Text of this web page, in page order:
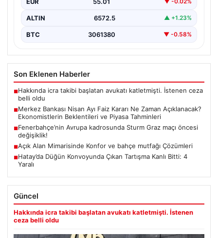
üzere…
ALTIN 6572.5 ▲ +1.23%
BTC 3061380 ▼ -0.58%
Son Eklenen Haberler
■Hakkında icra takibi başlatan avukatı katletmişti. İstenen ceza
belli oldu
■Merkez Bankası Nisan Ayı Faiz Kararı Ne Zaman Açıklanacak?
Ekonomistlerin Beklentileri ve Piyasa Tahminleri
■Fenerbahçe’nin Avrupa kadrosunda Sturm Graz maçı öncesi
değişiklik!
■Açık Alan Mimarisinde Konfor ve bahçe mutfağı Çözümleri
■Hatay’da Düğün Konvoyunda Çıkan Tartışma Kanlı Bitti: 4
Yaralı
Güncel
Hakkında icra takibi başlatan avukatı katletmişti. İstenen
ceza belli oldu